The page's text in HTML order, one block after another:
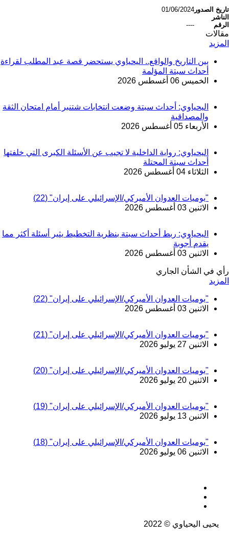
تاريخ الصدور 01/06/2024
الناشر
الرقم
----
مقالات
المزيد
بين التاريخ والواقع.. اليحياوي يستحضر قصة عبد المطلب لقراءة
أحداث سبتة المؤلمة
الخميس 06 أغسطس 2026
اليحياوي: أحداث سبتة وضعت انتخابات شتنبر أمام امتحان الثقة
والمصداقية
الأربعاء 05 أغسطس 2026
اليحياوي: رواية الداخلية لا تجيب عن الأسئلة الكبرى التي خلفتها
أحداث سبتة المحتلة
الثلاثاء 04 أغسطس 2026
"يوميات العدوان الأميركي/الإسرائيلي على إيران" (22)
الاثنين 03 أغسطس 2026
اليحياوي: ربط أحداث سبتة بنظرية التخطيط يثير أسئلة أكثر مما
يقدم أجوبة
الاثنين 03 أغسطس 2026
رأي في الشأن الجاري
المزيد
"يوميات العدوان الأميركي/الإسرائيلي على إيران" (22)
الاثنين 03 أغسطس 2026
"يوميات العدوان الأميركي/الإسرائيلي على إيران" (21)
الاثنين 27 يوليو 2026
"يوميات العدوان الأميركي/الإسرائيلي على إيران" (20)
الاثنين 20 يوليو 2026
"يوميات العدوان الأميركي/الإسرائيلي على إيران" (19)
الاثنين 13 يوليو 2026
"يوميات العدوان الأميركي/الإسرائيلي على إيران" (18)
الاثنين 06 يوليو 2026
يحيى اليحياوي © 2022